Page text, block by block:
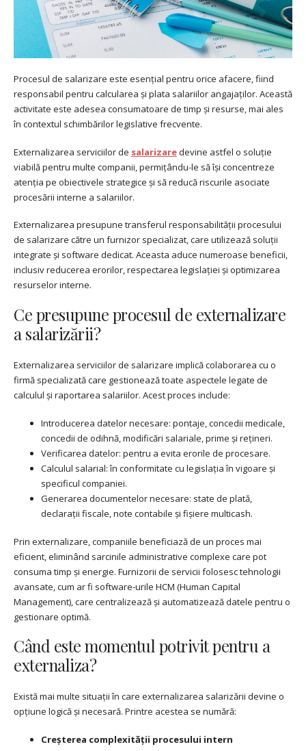
Procesul de salarizare este esențial pentru orice afacere, fiind
responsabil pentru calcularea și plata salariilor angajaților. Această
activitate este adesea consumatoare de timp și resurse, mai ales
în contextul schimbărilor legislative frecvente.
Externalizarea serviciilor de salarizaredevine astfel o soluție
viabilă pentru multe companii, permițându-le să își concentreze
atenția pe obiectivele strategice și să reducă riscurile asociate
procesării interne a salariilor.
Externalizarea presupune transferul responsabilității procesului
de salarizare către un furnizor specializat, care utilizează soluții
integrate și software dedicat. Aceasta aduce numeroase beneficii,
inclusiv reducerea erorilor, respectarea legislației și optimizarea
resurselor interne.
Ce presupune procesul de externalizare
a salarizării?
Externalizarea serviciilor de salarizare implică colaborarea cu o
firmă specializată care gestionează toate aspectele legate de
calculul și raportarea salariilor. Acest proces include:
Introducerea datelor necesare: pontaje, concedii medicale,
concedii de odihnă, modificări salariale, prime și rețineri.
Verificarea datelor: pentru a evita erorile de procesare.
Calculul salarial: în conformitate cu legislația în vigoare și
specificul companiei.
Generarea documentelor necesare: state de plată,
declarații fiscale, note contabile și fișiere multicash.
Prin externalizare, companiile beneficiază de un proces mai
eficient, eliminând sarcinile administrative complexe care pot
consuma timp și energie. Furnizorii de servicii folosesc tehnologii
avansate, cum ar fi software-urile HCM (Human Capital
Management), care centralizează și automatizează datele pentru o
gestionare optimă.
Când este momentul potrivit pentru a
externaliza?
Există mai multe situații în care externalizarea salarizării devine o
opțiune logică și necesară. Printre acestea se numără:
Creșterea complexității procesului intern